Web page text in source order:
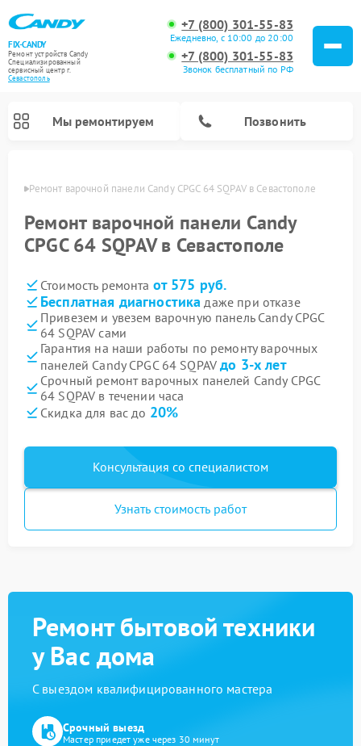
FIX-CANDY
Ремонт устройств Candy
Специализированный
cервисный центр г.
Севастополь
+7 (800) 301-55-83
Ежедневно, с 10:00 до 20:00
+7 (800) 301-55-83
Звонок бесплатный по РФ
Мы ремонтируем Позвонить
Ремонт варочной панели Candy CPGC 64 SQPAV в Севастополе
Ремонт варочной панели Candy
CPGC 64 SQPAV в Севастополе
Стоимость ремонта от 575 руб.
Бесплатная диагностика даже при отказе
Привезем и увезем варочную панель Candy CPGC
64 SQPAV сами
Гарантия на наши работы по ремонту варочных
панелей Candy CPGC 64 SQPAVдо 3-х лет
Срочный ремонт варочных панелей Candy CPGC
64 SQPAV в течении часа
Скидка для вас до 20%
Консультация со специалистом
Узнать стоимость работ
Ремонт бытовой техники
у Вас дома
С выездом квалифицированного мастера
Срочный выезд
Мастер приедет уже через 30 минут